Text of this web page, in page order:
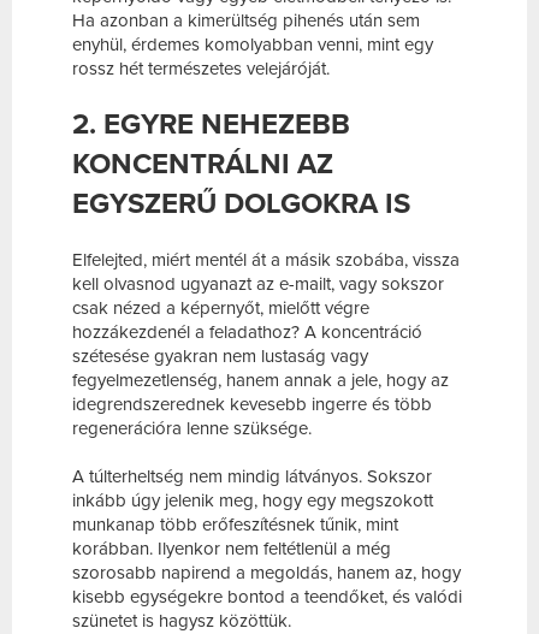
Ha azonban a kimerültség pihenés után sem
enyhül, érdemes komolyabban venni, mint egy
rossz hét természetes velejáróját.
2. EGYRE NEHEZEBB
KONCENTRÁLNI AZ
EGYSZERŰ DOLGOKRA IS
Elfelejted, miért mentél át a másik szobába, vissza
kell olvasnod ugyanazt az e-mailt, vagy sokszor
csak nézed a képernyőt, mielőtt végre
hozzákezdenél a feladathoz? A koncentráció
szétesése gyakran nem lustaság vagy
fegyelmezetlenség, hanem annak a jele, hogy az
idegrendszerednek kevesebb ingerre és több
regenerációra lenne szüksége.
A túlterheltség nem mindig látványos. Sokszor
inkább úgy jelenik meg, hogy egy megszokott
munkanap több erőfeszítésnek tűnik, mint
korábban. Ilyenkor nem feltétlenül a még
szorosabb napirend a megoldás, hanem az, hogy
kisebb egységekre bontod a teendőket, és valódi
szünetet is hagysz közöttük.